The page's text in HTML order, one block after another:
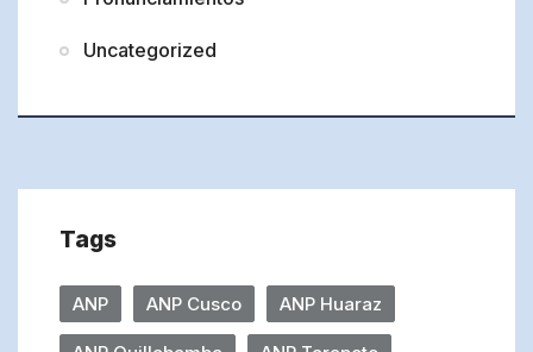
Uncategorized
Tags
ANP ANP Cusco ANP Huaraz